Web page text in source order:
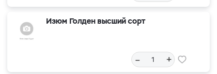
Изюм Голден высший сорт
– +